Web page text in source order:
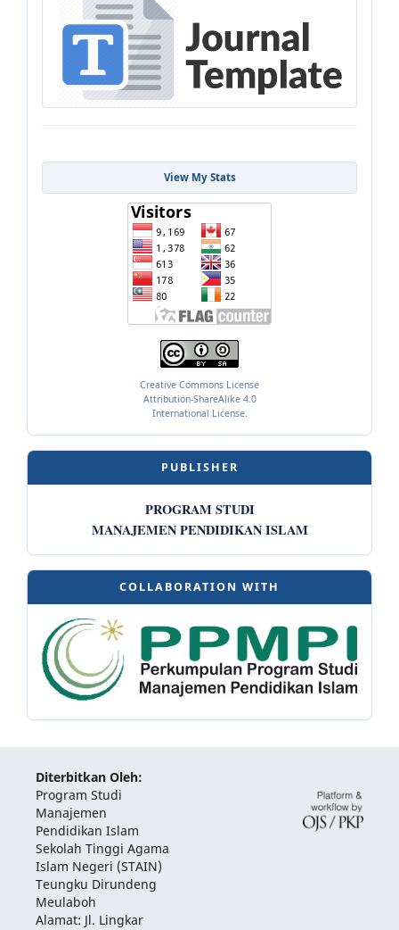
View My Stats
Creative Commons License
Attribution-ShareAlike 4.0
International License.
PUBLISHER
PROGRAM STUDI
MANAJEMEN PENDIDIKAN ISLAM
COLLABORATION WITH
Diterbitkan Oleh:
Program Studi
Manajemen
Pendidikan Islam
Sekolah Tinggi Agama
Islam Negeri (STAIN)
Teungku Dirundeng
Meulaboh
Alamat: Jl. Lingkar